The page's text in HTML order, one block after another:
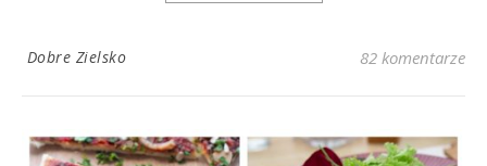
Dobre Zielsko 82 komentarze